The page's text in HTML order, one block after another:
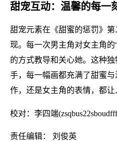
甜宠互动：温馨的每一
甜宠元素在《甜蜜的惩罚》
现。每一次男主角对女主角
的方式教导和关心她。这种
手，每一幅画都充满了甜蜜
作，还是女主角的表情，都让
校对：李四端
责任编辑： 刘俊英